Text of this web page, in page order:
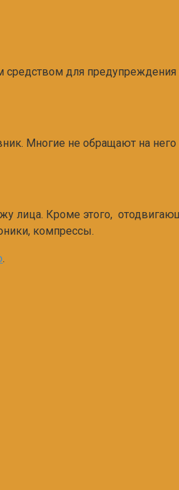
для предупреждения
Многие не обращают на
Кроме этого,
компрессы.
.